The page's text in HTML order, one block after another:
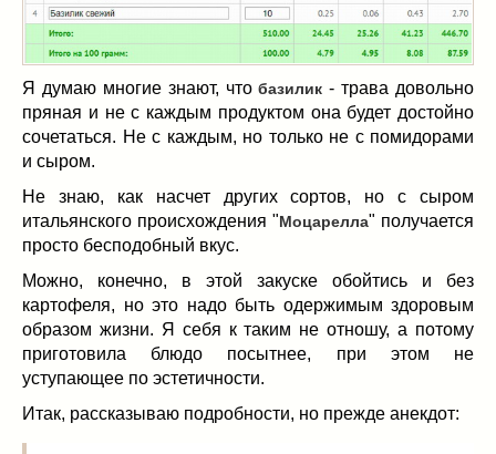
салаты
соусы(1)
Супы(1)
тушеное(3)
Заначка на зиму!(29)
Грибы
Напитки
(3)
Овощные заготовки
(11)
Поговорим о(19)
конкурсы
продуктах
(2)
разном(9)
Постные рецепты(8)
Я думаю многие знают, чтобазилик - трава довольно
пряная и не с каждым продуктом она будет достойно
сочетаться. Не с каждым, но только не с помидорами
и сыром.
Не знаю, как насчет других сортов, но с сыром
итальянского происхождения "Моцарелла" получается
просто бесподобный вкус.
Можно, конечно, в этой закуске обойтись и без
картофеля, но это надо быть одержимым здоровым
образом жизни. Я себя к таким не отношу, а потому
приготовила блюдо посытнее, при этом не
уступающее по эстетичности.
Итак, рассказываю подробности, но прежде анекдот: